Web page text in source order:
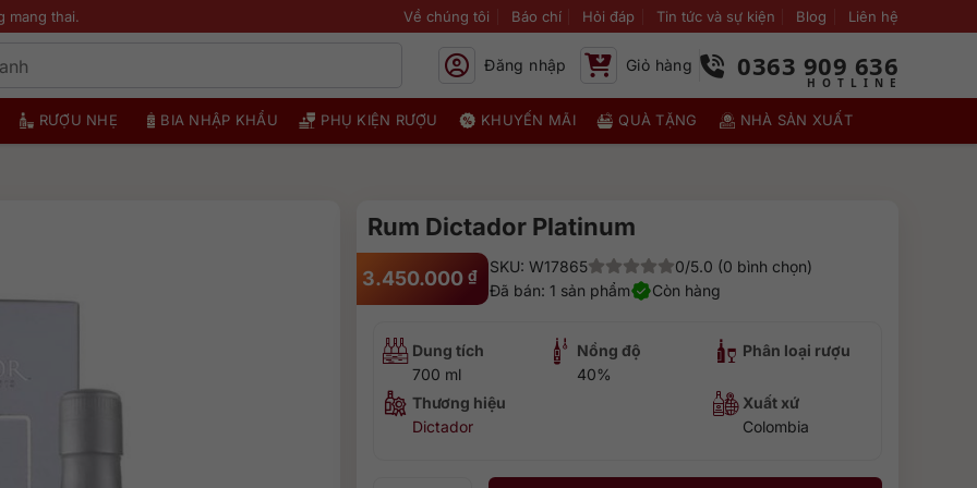
mang thai. Về chúng tôi Báo chí Hỏi đáp Tin tức và sự kiện Blog Liên hệ
Đăng nhập Giỏ hàng 0363 909 636
RƯỢU NHẸ BIA NHẬP KHẨU PHỤ KIỆN RƯỢU KHUYẾN MÃI QUÀ TẶNG NHÀ SẢN XUẤT
Rum Dictador Platinum
3.450.000 ₫ SKU: W17865
0/5.0 (0 bình chọn)
Đã bán: 1 sản phẩm
Còn hàng
Dung tích
700 ml
Nồng độ
40%
Phân loại rượu
Thương hiệu
Dictador
Xuất xứ
Colombia